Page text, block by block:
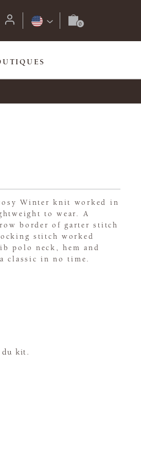
Winter knit worked in
to wear. A
border of garter stitch
stitch worked
polo neck, hem and
classic in no time.
du kit.